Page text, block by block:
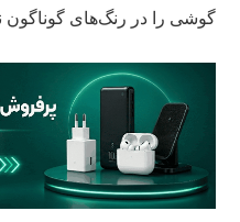
گوشی را در رنگ‌های